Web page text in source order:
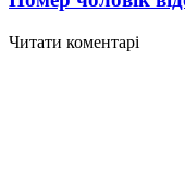
Читати коментарі